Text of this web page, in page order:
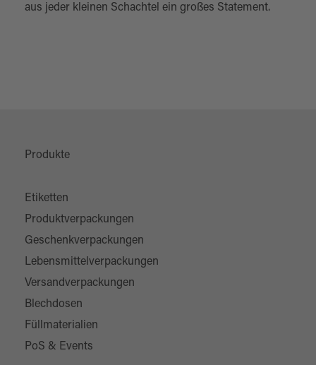
aus jeder kleinen Schachtel ein großes Statement.
Produkte
Etiketten
Produktverpackungen
Geschenkverpackungen
Lebensmittelverpackungen
Versandverpackungen
Blechdosen
Füllmaterialien
PoS & Events